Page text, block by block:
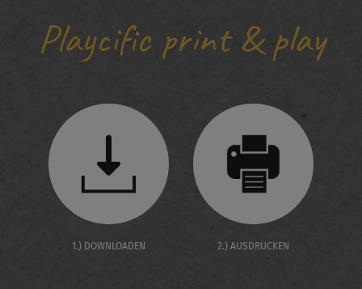
Playcific print & play
1.) DOWNLOADEN 2.) AUSDRUCKEN